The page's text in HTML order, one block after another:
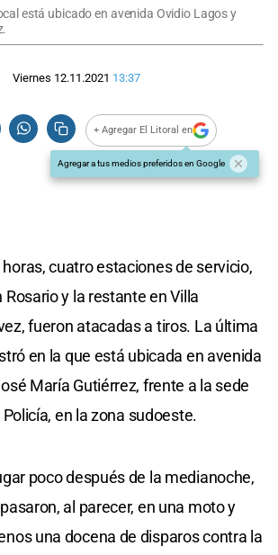
está ubicado en avenida Ovidio Lagos y
Viernes 12.11.2021 13:37
+ Agregar El Litoral en
Agregar a tus medios preferidos en Google
cuatro estaciones de servicio,
y la restante en Villa
fueron atacadas a tiros. La última
en la que está ubicada en avenida
María Gutiérrez, frente a la sede
en la zona sudoeste.
poco después de la medianoche,
al parecer, en una moto y
una docena de disparos contra la